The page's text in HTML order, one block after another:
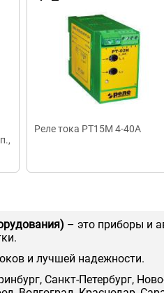
Реле тока РТ15М 4-40А
– это приборы и
и лучшей надежности.
Санкт-Петербург,